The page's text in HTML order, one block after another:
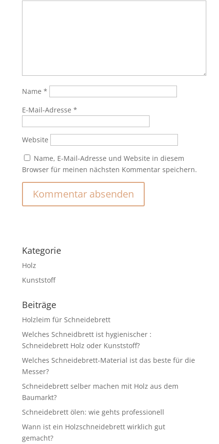
Name *
E-Mail-Adresse *
Website
Name, E-Mail-Adresse und Website in diesem
Browser für meinen nächsten Kommentar speichern.
Kategorie
Holz
Kunststoff
Beiträge
Holzleim für Schneidebrett
Welches Schneidbrett ist hygienischer :
Schneidebrett Holz oder Kunststoff?
Welches Schneidebrett-Material ist das beste für die
Messer?
Schneidebrett selber machen mit Holz aus dem
Baumarkt?
Schneidebrett ölen: wie gehts professionell
Wann ist ein Holzschneidebrett wirklich gut
gemacht?